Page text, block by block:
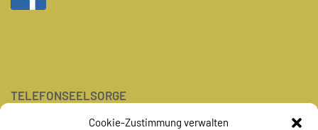
Cookie-Zustimmung verwalten
TELEFONSEELSORGE